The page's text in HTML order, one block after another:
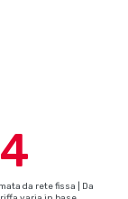
da rete fissa | Da